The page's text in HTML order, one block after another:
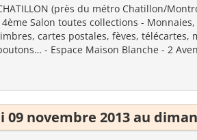
(près du métro Chatillon/
Salon toutes collections -
cartes postales, fèves, télécartes,
- Espace Maison Blanche - 2
09 novembre 2013 au